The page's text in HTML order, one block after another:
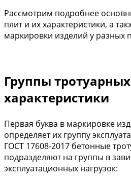
Рассмотрим подробнее
плит и их характеристики, а
маркировки изделий у разных
Группы
характеристики
Первая буква в маркировке
определяет их группу
ГОСТ 17608-2017 бетонные
подразделяют на группы в
эксплуатационных нагрузок: